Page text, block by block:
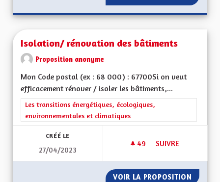
Isolation/ rénovation des bâtiments
Proposition anonyme
Mon Code postal (ex : 68 000) : 67700Si on veut
efficacement rénover / isoler les bâtiments,...
Filtrer les résultats de la catégorie : Les transitions
Les transitions énergétiques, écologiques,
environnementales et climatiques
CRÉÉ LE
27/04/2023
49 49 ABONNÉS
SUIVRE
VOIR LA PROPOSITION